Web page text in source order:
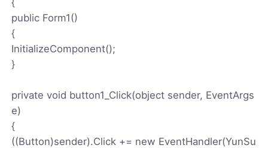
public Form1()
{
InitializeComponent();
}
private void button1_Click(object sender, EventArgs
e)
{
((Button)sender).Click += new EventHandler(YunSu